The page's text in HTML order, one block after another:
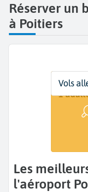
Réserver un
à Poitiers
Départ
Dates
Dates
1
Vols
Les meilleurs prix Volotea à
l'aéroport